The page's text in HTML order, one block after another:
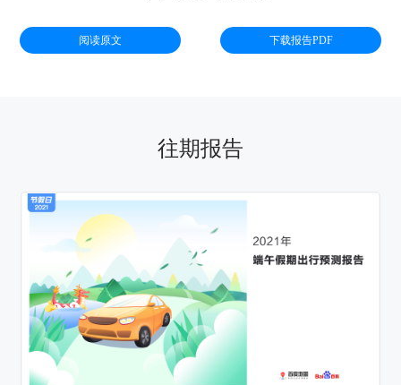
阅读原文 下载报告PDF
往期报告